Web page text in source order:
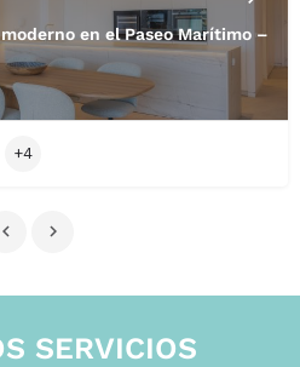
en el Paseo Marítimo –
+4
SERVICIOS